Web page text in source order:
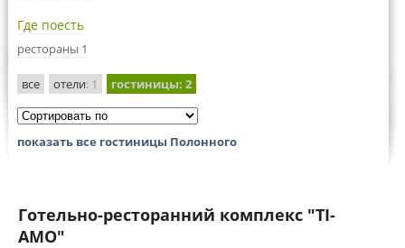
Где поесть
рестораны 1
все отели: 1 гостиницы: 2
показать все гостиницы Полонного
Готельно-ресторанний комплекс "TI-
AMO"